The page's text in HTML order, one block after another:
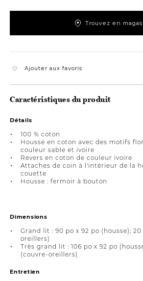
Trouvez en
Ajouter aux favoris
Caractéristiques du produit
Détails
100 % coton
Housse en coton avec des motifs
couleur sable et ivoire
Revers en coton de couleur ivoire
Attaches de coin à l'intérieur de la
couette
Housse : fermoir à bouton
Dimensions
Grand lit : 90 po x 92 po (housse);
oreillers)
Très grand lit : 106 po x 92 po
(couvre-oreillers)
Entretien